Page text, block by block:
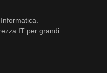
IT per grandi